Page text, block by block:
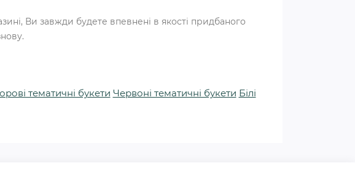
Ви завжди будете впевнені в якості придбаного
тематичні букети Червоні тематичні букети Білі